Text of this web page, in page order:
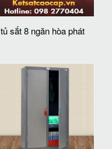
tủ sắt 8 ngăn hòa phát